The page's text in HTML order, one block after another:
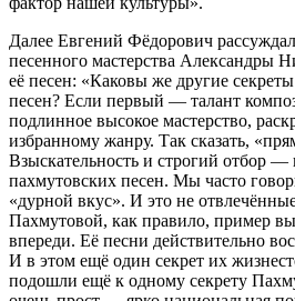
Далее Евгений Фёдорович
песенного мастерства Александры
её песен: «Каковы же другие
песен? Если первый — талант
подлинное высокое мастерство,
избранному жанру. Так сказать,
Взыскательность и строгий отбор —
пахмутовских песен. Мы часто
«дурной вкус». И это не
Пахмутовой, как правило, пример
впереди. Её песни действительно
И в этом ещё один секрет их
подошли ещё к одному секрету